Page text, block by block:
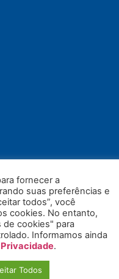
Reservados.
fornecer a
suas preferências e
todos”, você
cookies. No entanto,
cookies" para
Informamos ainda
.
Todos